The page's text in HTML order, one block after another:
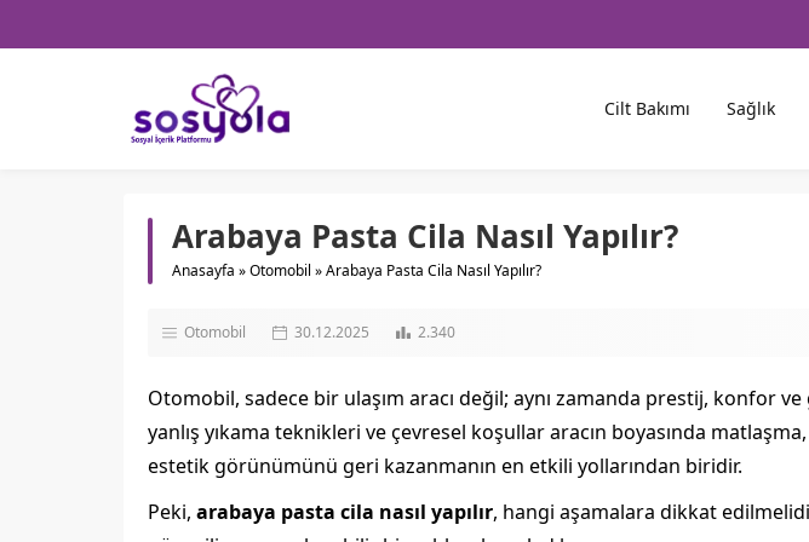
Cilt Bakımı Sağlık
Arabaya Pasta Cila Nasıl Yapılır?
Anasayfa »Otomobil »Arabaya Pasta Cila Nasıl Yapılır?
Otomobil 30.12.2025 2.340
Otomobil, sadece bir ulaşım aracı değil; aynı zamanda prestij, konfor
yanlış yıkama teknikleri ve çevresel koşullar aracın boyasında
estetik görünümünü geri kazanmanın en etkili yollarından biridir.
Peki, arabaya pasta cila nasıl yapılır, hangi aşamalara dikkat